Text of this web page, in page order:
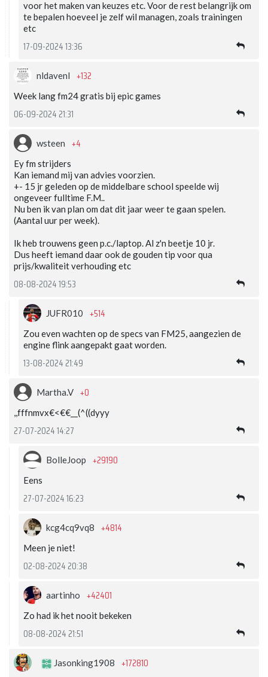
voor het maken van keuzes etc. Voor de rest belangrijk om
te bepalen hoeveel je zelf wil managen, zoals trainingen
etc
17-09-2024 13:36
nldavenl +132
Week lang fm24 gratis bij epic games
06-09-2024 21:31
wsteen +4
Ey fm strijders
Kan iemand mij van advies voorzien.
+- 15 jr geleden op de middelbare school speelde wij
ongeveer fulltime F.M..
Nu ben ik van plan om dat dit jaar weer te gaan spelen.
(Aantal uur per week).
Ik heb trouwens geen p.c./laptop. Al z'n beetje 10 jr.
Dus heeft iemand daar ook de gouden tip voor qua
prijs/kwaliteit verhouding etc
08-08-2024 19:53
JUFR010 +514
Zou even wachten op de specs van FM25, aangezien de
engine flink aangepakt gaat worden.
13-08-2024 21:49
Martha.V +0
,,fffnmvx€<€€__(^((dyyy
27-07-2024 14:27
BolleJoop +29190
Eens
27-07-2024 16:23
kcg4cq9vq8 +4814
Meen je niet!
02-08-2024 20:38
aartinho +42401
Zo had ik het nooit bekeken
08-08-2024 21:51
Jasonking1908 +172810